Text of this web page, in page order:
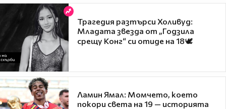
Трагедия разтърси Холивуд:
Младата звезда от „Годзила
срещу Конг“ си отиде на 18🕊️
Ламин Ямал: Момчето, което
покори света на 19 — историята